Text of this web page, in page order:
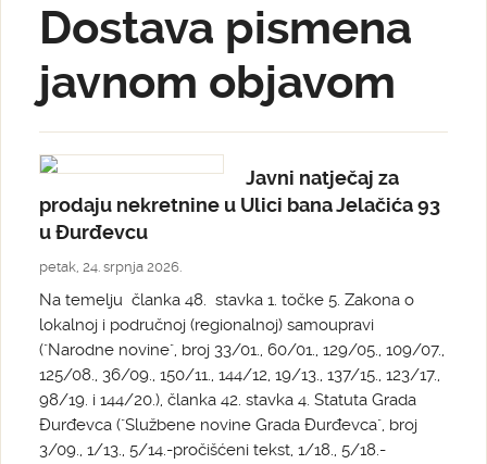
Dostava pismena
javnom objavom
Javni natječaj za
prodaju nekretnine u Ulici bana Jelačića 93
u Đurđevcu
petak, 24. srpnja 2026.
Na temelju članka 48. stavka 1. točke 5. Zakona o
lokalnoj i područnoj (regionalnoj) samoupravi
("Narodne novine", broj 33/01., 60/01., 129/05., 109/07.,
125/08., 36/09., 150/11., 144/12, 19/13., 137/15., 123/17.,
98/19. i 144/20.), članka 42. stavka 4. Statuta Grada
Đurđevca ("Službene novine Grada Đurđevca", broj
3/09., 1/13., 5/14.-pročišćeni tekst, 1/18., 5/18.-